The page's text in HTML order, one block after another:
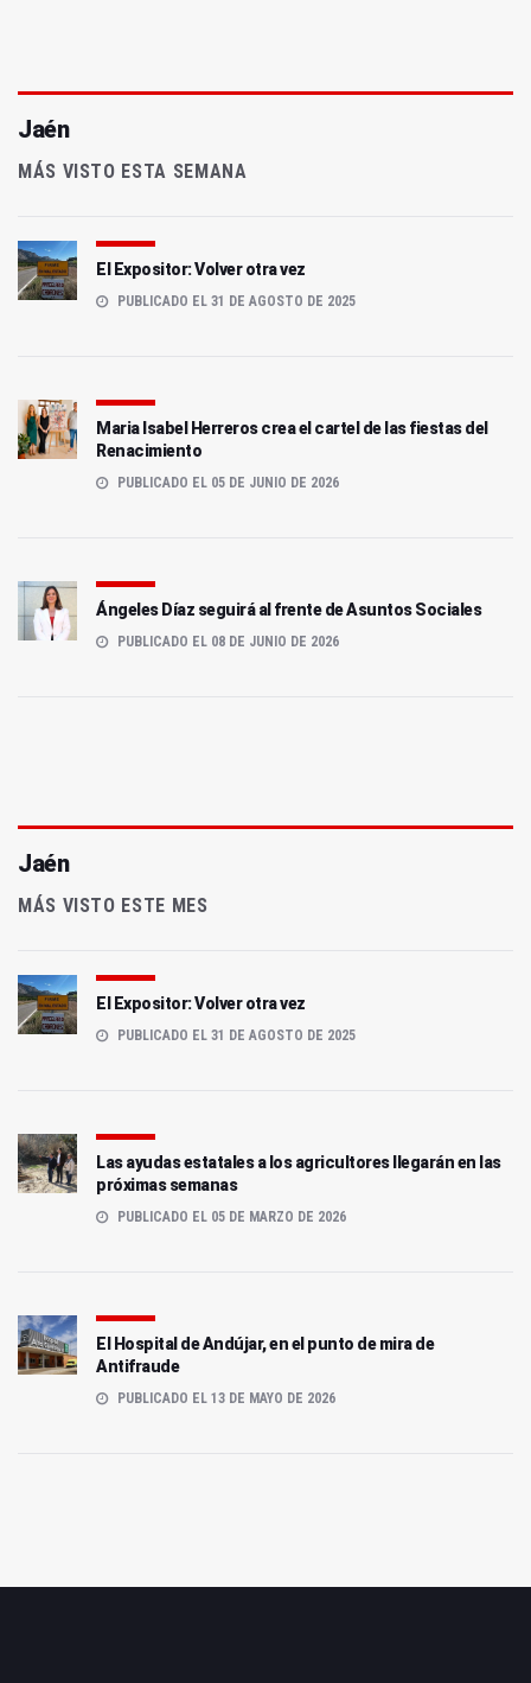
Jaén
MÁS VISTO ESTA SEMANA
El Expositor: Volver otra vez
PUBLICADO EL 31 DE AGOSTO DE 2025
Maria Isabel Herreros crea el cartel de las fiestas del
Renacimiento
PUBLICADO EL 05 DE JUNIO DE 2026
Ángeles Díaz seguirá al frente de Asuntos Sociales
PUBLICADO EL 08 DE JUNIO DE 2026
Jaén
MÁS VISTO ESTE MES
El Expositor: Volver otra vez
PUBLICADO EL 31 DE AGOSTO DE 2025
Las ayudas estatales a los agricultores llegarán en las
próximas semanas
PUBLICADO EL 05 DE MARZO DE 2026
El Hospital de Andújar, en el punto de mira de
Antifraude
PUBLICADO EL 13 DE MAYO DE 2026